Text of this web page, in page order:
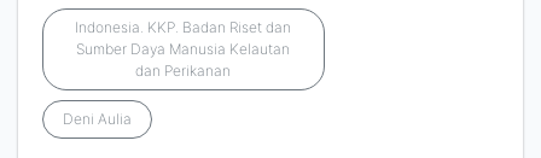
Indonesia. KKP. Badan Riset dan
Sumber Daya Manusia Kelautan
dan Perikanan
Deni Aulia